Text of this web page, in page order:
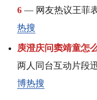
6 — 网友热议王菲
热搜
庾澄庆问窦靖童怎
两人同台互动片段
博热搜